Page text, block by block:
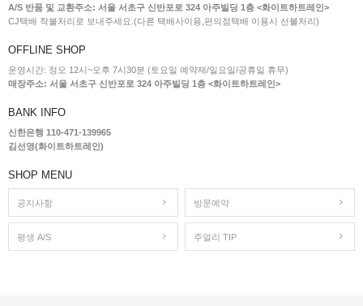
A/S 반품 및 교환주소: 서울 서초구 신반포로 324 아주빌딩 1층 <화이트하트레인>
CJ택배 착불처리로 보내주세요.(다른 택배사이용,편의점택배 이용시 선불처리)
OFFLINE SHOP
운영시간: 정오 12시~오후 7시30분 (토요일 예약제/일요일/공휴일 휴무)
매장주소: 서울 서초구 신반포로 324 아주빌딩 1층 <화이트하트레인>
BANK INFO
신한은행 110-471-139965
김선영(화이트하트레인)
SHOP MENU
공지사항 방문예약
평생 A/S 주얼리 TIP